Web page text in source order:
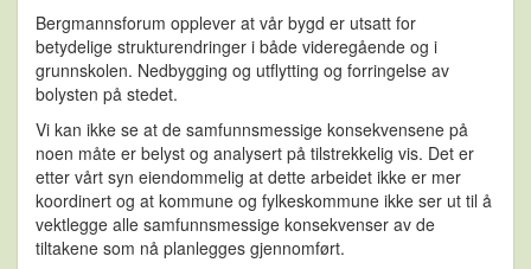
Bergmannsforum opplever at vår bygd er utsatt for
betydelige strukturendringer i både videregående og i
grunnskolen. Nedbygging og utflytting og forringelse av
bolysten på stedet.
Vi kan ikke se at de samfunnsmessige konsekvensene på
noen måte er belyst og analysert på tilstrekkelig vis. Det er
etter vårt syn eiendommelig at dette arbeidet ikke er mer
koordinert og at kommune og fylkeskommune ikke ser ut til å
vektlegge alle samfunnsmessige konsekvenser av de
tiltakene som nå planlegges gjennomført.